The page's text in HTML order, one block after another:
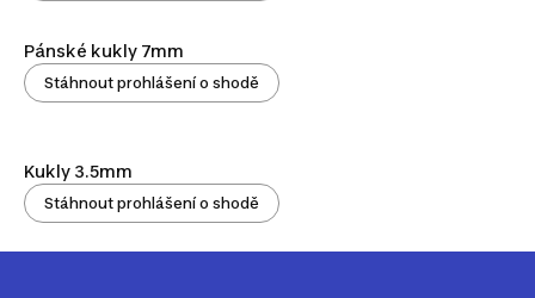
Pánské kukly 7mm
Stáhnout prohlášení o shodě
Kukly 3.5mm
Stáhnout prohlášení o shodě